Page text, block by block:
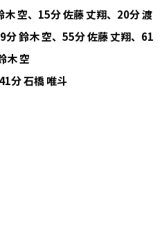
空、15分 佐藤 丈翔、20分 渡
鈴木 空、55分 佐藤 丈翔、61
木 空
分 石橋 唯斗